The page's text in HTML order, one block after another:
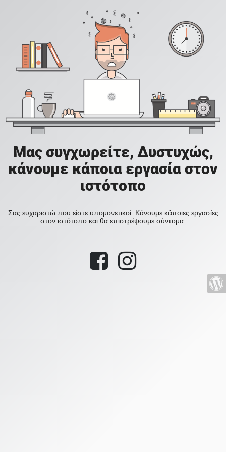
Μας συγχωρείτε, Δυστυχώς,
κάνουμε κάποια εργασία στον
ιστότοπο
Σας ευχαριστώ που είστε υπομονετικοί. Κάνουμε κάποιες εργασίες
στον ιστότοπο και θα επιστρέψουμε σύντομα.